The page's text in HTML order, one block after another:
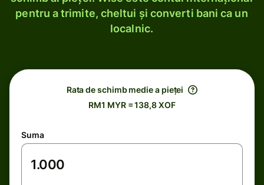
pentru a trimite, cheltui și converti bani ca un
localnic.
Rata de schimb medie a pieței
RM1 MYR = 138,8 XOF
Suma